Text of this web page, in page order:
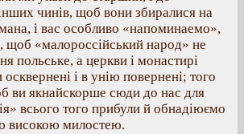
чинів, щоб вони збиралися на
і вас особливо «напоминаемо»,
щоб «малороссійський народ» не
польське, а церкви і монастирі
осквернені і в унію повернені; того
ви якнайскорше сюди до нас для
всього того прибули й обнадіюємо
високою милостею.